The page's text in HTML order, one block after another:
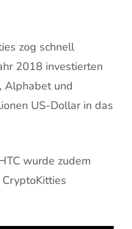
zog schnell
2018 investierten
Alphabet und
US-Dollar in das
wurde zudem